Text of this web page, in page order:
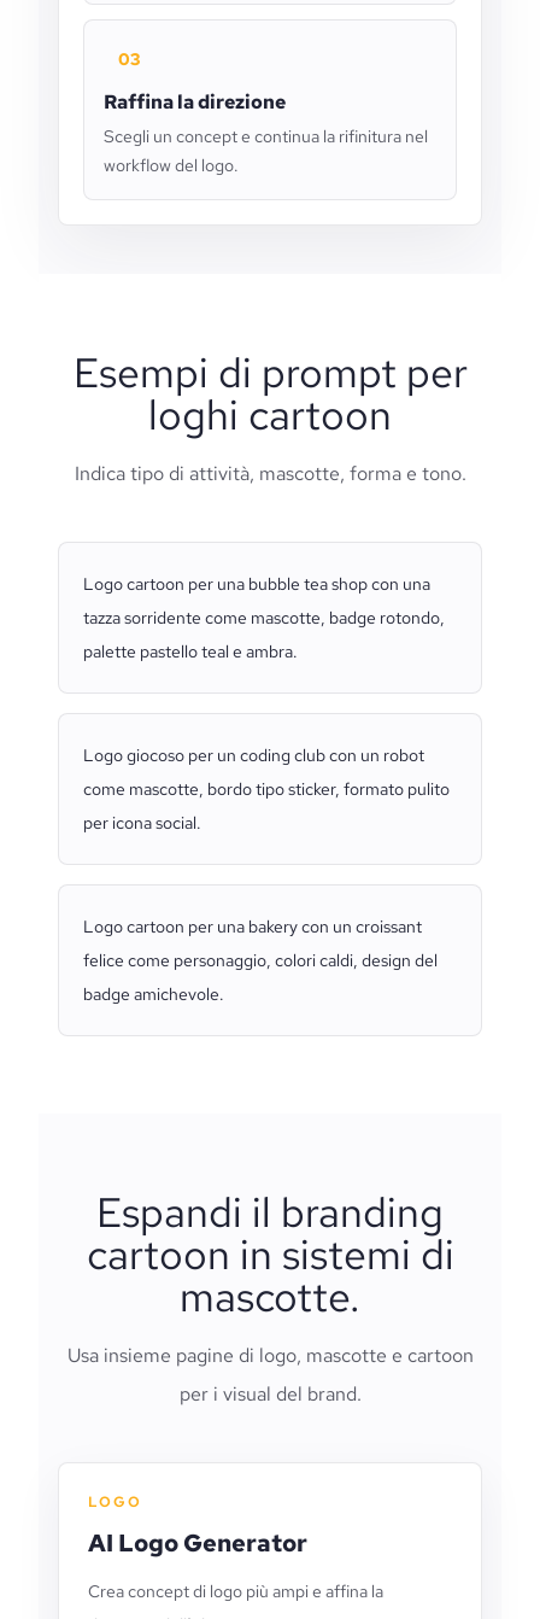
03
Raffina la direzione
Scegli un concept e continua la rifinitura nel
workflow del logo.
Esempi di prompt per
loghi cartoon
Indica tipo di attività, mascotte, forma e tono.
Logo cartoon per una bubble tea shop con una
tazza sorridente come mascotte, badge rotondo,
palette pastello teal e ambra.
Logo giocoso per un coding club con un robot
come mascotte, bordo tipo sticker, formato pulito
per icona social.
Logo cartoon per una bakery con un croissant
felice come personaggio, colori caldi, design del
badge amichevole.
Espandi il branding
cartoon in sistemi di
mascotte.
Usa insieme pagine di logo, mascotte e cartoon
per i visual del brand.
LOGO
AI Logo Generator
Crea concept di logo più ampi e affina la